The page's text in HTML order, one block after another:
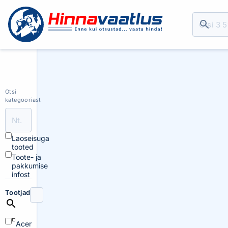
Otsi
kategooriast
Laoseisuga
tooted
Toote- ja
pakkumise
infost
Tootjad
Acer